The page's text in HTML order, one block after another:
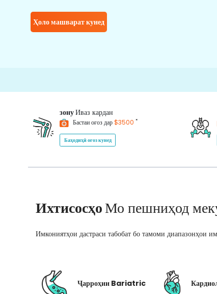
Ҳоло машварат кунед
зонуИваз кардан
Бастаи оғоз дар$3500 *
Баҳодиҳӣ оғоз кунед
ИхтисосҳоМо пешниҳод
Имкониятҳои дастраси табобат бо тамоми диапазонҳои
Ҷарроҳии Bariatric